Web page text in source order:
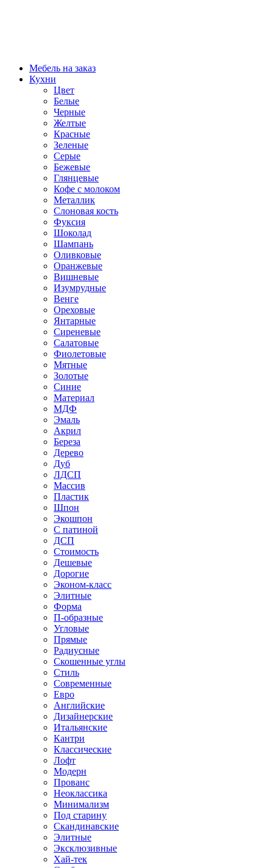
Мебель на заказ
Кухни
Цвет
Белые
Черные
Желтые
Красные
Зеленые
Серые
Бежевые
Глянцевые
Кофе с молоком
Металлик
Слоновая кость
Фуксия
Шоколад
Шампань
Оливковые
Оранжевые
Вишневые
Изумрудные
Венге
Ореховые
Янтарные
Сиреневые
Салатовые
Фиолетовые
Мятные
Золотые
Синие
Материал
МДФ
Эмаль
Акрил
Береза
Дерево
Дуб
ЛДСП
Массив
Пластик
Шпон
Экошпон
С патиной
ДСП
Стоимость
Дешевые
Дорогие
Эконом-класс
Элитные
Форма
П-образные
Угловые
Прямые
Радиусные
Скошенные углы
Стиль
Современные
Евро
Английские
Дизайнерские
Итальянские
Кантри
Классические
Лофт
Модерн
Прованс
Неоклассика
Минимализм
Под старину
Скандинавские
Элитные
Эксклюзивные
Хай-тек